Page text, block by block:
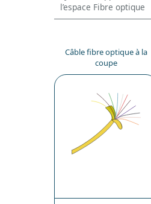
l’espace Fibre optique
Câble fibre optique à la
coupe